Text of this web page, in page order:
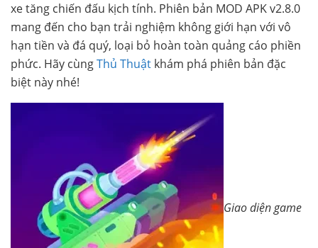
xe tăng chiến đấu kịch tính. Phiên bản MOD APK v2.8.0
mang đến cho bạn trải nghiệm không giới hạn với vô
hạn tiền và đá quý, loại bỏ hoàn toàn quảng cáo phiền
phức. Hãy cùngThủ Thuật khám phá phiên bản đặc
biệt này nhé!
Giao diện game